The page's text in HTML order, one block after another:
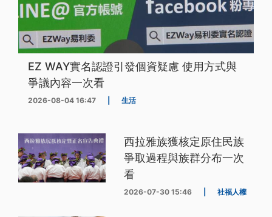
EZ WAY實名認證引發個資疑慮 使用方式與
爭議內容一次看
2026-08-04 16:47 生活
西拉雅族獲核定原住民族
爭取過程與族群分布一次
看
2026-07-30 15:46 社福人權